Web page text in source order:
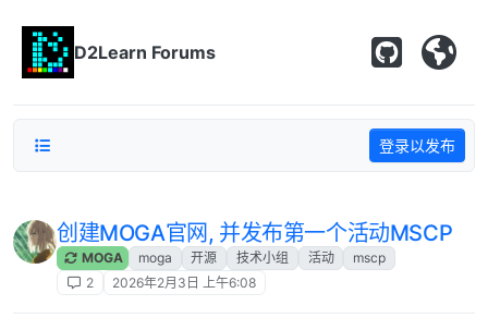
D2Learn Forums
登录以发布
创建MOGA官网, 并发布第一个活动MSCP
MOGA moga 开源 技术小组 活动
mscp
2
2026年2月3日 上午6:08